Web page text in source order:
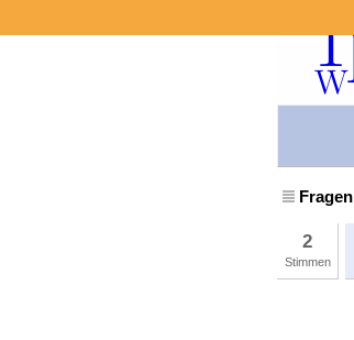
2
Stimmen